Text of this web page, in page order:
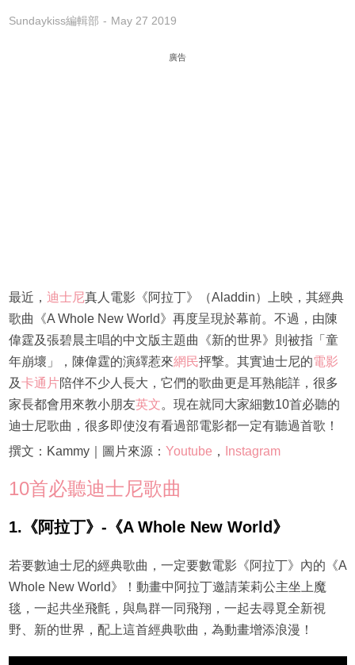
Sundaykiss編輯部 May 27 2019
廣告
最近， 迪士尼真人電影《阿拉丁》（Aladdin）上映，其經典
歌曲《A Whole New World》再度呈現於幕前。不過，由陳
偉霆及張碧晨主唱的中文版主題曲《新的世界》則被指「童
年崩壞」，陳偉霆的演繹惹來網民抨撃。其實迪士尼的電影
及卡通片陪伴不少人長大，它們的歌曲更是耳熟能詳，很多
家長都會用來教小朋友英文。現在就同大家細數10首必聽的
迪士尼歌曲，很多即使沒有看過部電影都一定有聽過首歌！
撰文：Kammy｜圖片來源： Youtube ， Instagram
10首必聽迪士尼歌曲
1.《阿拉丁》-《A Whole New World》
若要數迪士尼的經典歌曲，一定要數電影《阿拉丁》內的《A
Whole New World》！動畫中阿拉丁邀請茉莉公主坐上魔
毯，一起共坐飛氈，與鳥群一同飛翔，一起去尋覓全新視
野、新的世界，配上這首經典歌曲，為動畫增添浪漫！